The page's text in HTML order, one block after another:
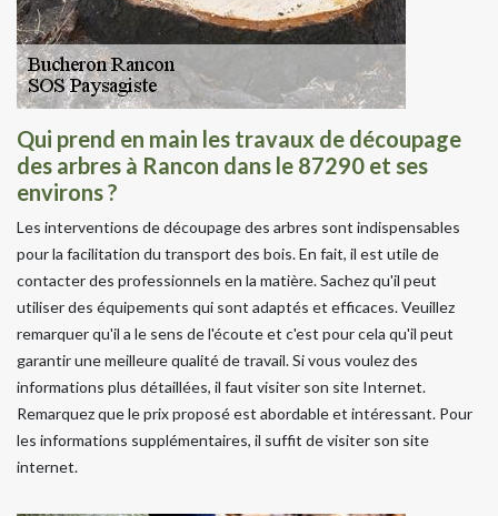
Qui prend en main les travaux de découpage
des arbres à Rancon dans le 87290 et ses
environs ?
Les interventions de découpage des arbres sont indispensables
pour la facilitation du transport des bois. En fait, il est utile de
contacter des professionnels en la matière. Sachez qu'il peut
utiliser des équipements qui sont adaptés et efficaces. Veuillez
remarquer qu'il a le sens de l'écoute et c'est pour cela qu'il peut
garantir une meilleure qualité de travail. Si vous voulez des
informations plus détaillées, il faut visiter son site Internet.
Remarquez que le prix proposé est abordable et intéressant. Pour
les informations supplémentaires, il suffit de visiter son site
internet.